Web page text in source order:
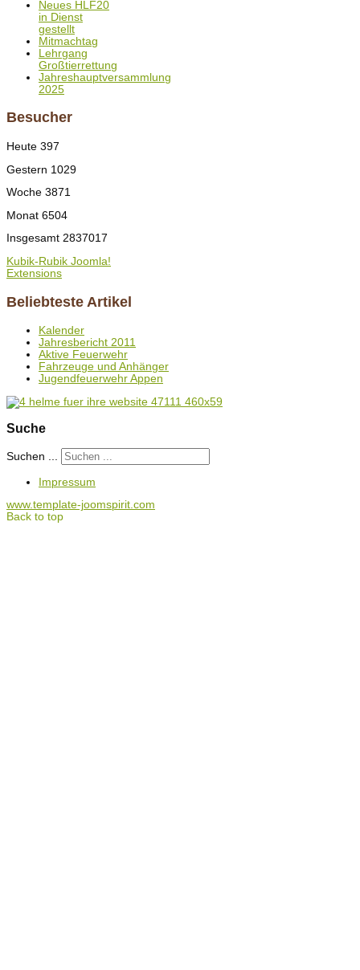
Neues HLF20
in Dienst
gestellt
Mitmachtag
Lehrgang
Großtierrettung
Jahreshauptversammlung
2025
Besucher
Heute 397
Gestern 1029
Woche 3871
Monat 6504
Insgesamt 2837017
Kubik-Rubik Joomla!
Extensions
Beliebteste Artikel
Kalender
Jahresbericht 2011
Aktive Feuerwehr
Fahrzeuge und Anhänger
Jugendfeuerwehr Appen
Suche
Suchen ...
Impressum
www.template-joomspirit.com
Back to top